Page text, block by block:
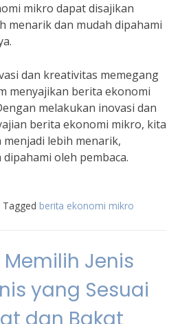
mikro dapat disajikan
menarik dan mudah dipahami
dan kreativitas memegang
menyajikan berita ekonomi
melakukan inovasi dan
berita ekonomi mikro, kita
lebih menarik,
oleh pembaca.
Tagged berita ekonomi mikro
Jenis
yang Sesuai